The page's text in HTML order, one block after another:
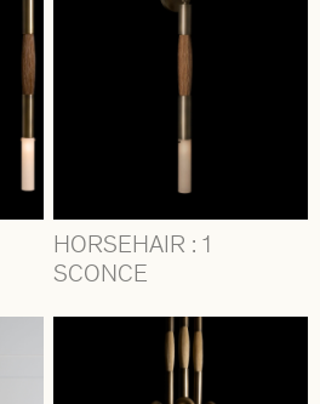
HORSEHAIR : 1
SCONCE